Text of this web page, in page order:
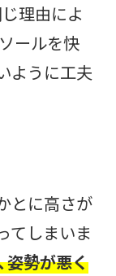
理由によ
ールを快
ように工夫
とに高さが
てしまいま
姿勢が悪く